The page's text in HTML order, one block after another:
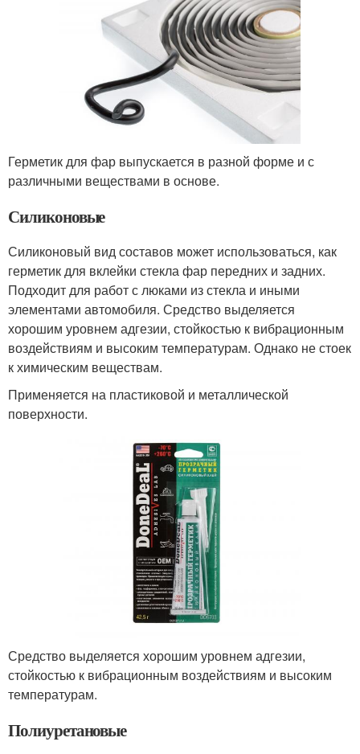
Герметик для фар выпускается в разной форме и с
различными веществами в основе.
Силиконовые
Силиконовый вид составов может использоваться, как
герметик для вклейки стекла фар передних и задних.
Подходит для работ с люками из стекла и иными
элементами автомобиля. Средство выделяется
хорошим уровнем адгезии, стойкостью к вибрационным
воздействиям и высоким температурам. Однако не стоек
к химическим веществам.
Применяется на пластиковой и металлической
поверхности.
Средство выделяется хорошим уровнем адгезии,
стойкостью к вибрационным воздействиям и высоким
температурам.
Полиуретановые